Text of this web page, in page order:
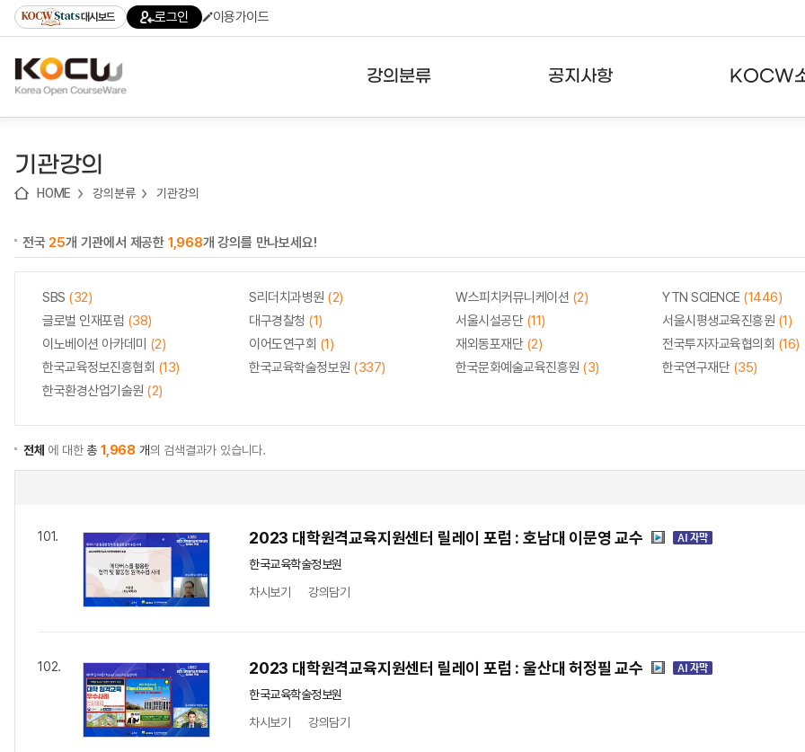
기
기
기
content)
가
대시보드 로그인 이용가이드
강의분류 공지사항 KOCW
기관강의
HOME 강의분류 기관강의
전국 25개 기관에서 제공한 1,968개 강의를 만나보세요!
SBS (32) S리더치과병원 (2) W스피치커뮤니케이션 (2) YTN SCIENCE (1446)
글로벌 인재포럼 (38) 대구경찰청 (1) 서울시설공단 (11) 서울시평생교육진흥원 (1)
이노베이션 아카데미 (2) 이어도연구회 (1) 재외동포재단 (2) 전국투자자교육협의회 (16)
한국교육정보진흥협회 (13) 한국교육학술정보원 (337) 한국문화예술교육진흥원 (3) 한국연구재단 (35)
한국환경산업기술원 (2)
전체 에 대한총1,968 개의 검색결과가 있습니다.
101. 2023 대학원격교육지원센터 릴레이 포럼 : 호남대 이문영 교수
한국교육학술정보원
차시보기
강의담기
102. 2023 대학원격교육지원센터 릴레이 포럼 : 울산대 허정필 교수
한국교육학술정보원
차시보기
강의담기